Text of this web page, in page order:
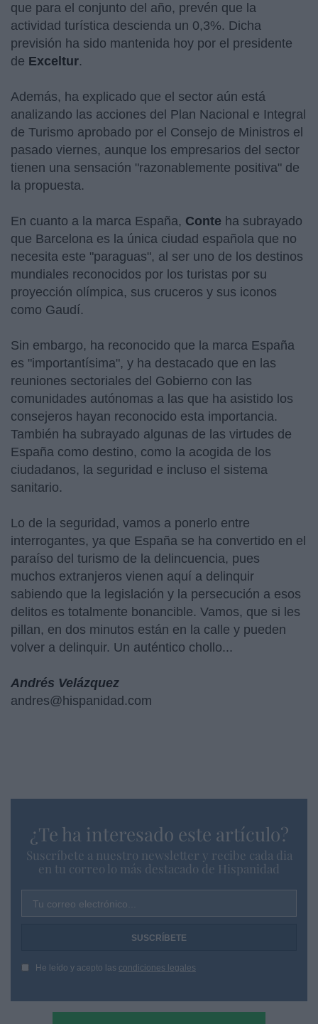
que para el conjunto del año, prevén que la
actividad turística descienda un 0,3%. Dicha
previsión ha sido mantenida hoy por el presidente
de Exceltur.
Además, ha explicado que el sector aún está
analizando las acciones del Plan Nacional e Integral
de Turismo aprobado por el Consejo de Ministros el
pasado viernes, aunque los empresarios del sector
tienen una sensación "razonablemente positiva" de
la propuesta.
En cuanto a la marca España, Conte ha subrayado
que Barcelona es la única ciudad española que no
necesita este "paraguas", al ser uno de los destinos
mundiales reconocidos por los turistas por su
proyección olímpica, sus cruceros y sus iconos
como Gaudí.
Sin embargo, ha reconocido que la marca España
es "importantísima", y ha destacado que en las
reuniones sectoriales del Gobierno con las
comunidades autónomas a las que ha asistido los
consejeros hayan reconocido esta importancia.
También ha subrayado algunas de las virtudes de
España como destino, como la acogida de los
ciudadanos, la seguridad e incluso el sistema
sanitario.
Lo de la seguridad, vamos a ponerlo entre
interrogantes, ya que España se ha convertido en el
paraíso del turismo de la delincuencia, pues
muchos extranjeros vienen aquí a delinquir
sabiendo que la legislación y la persecución a esos
delitos es totalmente bonancible. Vamos, que si les
pillan, en dos minutos están en la calle y pueden
volver a delinquir. Un auténtico chollo...
Andrés Velázquez
andres@hispanidad.com
¿Te ha interesado este artículo?
Suscríbete a nuestro newsletter y recibe cada dia
en tu correo lo más destacado de Hispanidad
Tu correo electrónico...
He leído y acepto las condiciones legales